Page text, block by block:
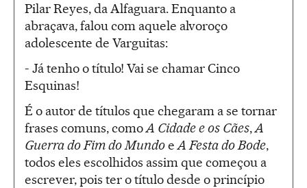
Pilar Reyes, da Alfaguara. Enquanto a
abraçava, falou com aquele alvoroço
adolescente de Varguitas:
- Já tenho o título! Vai se chamar Cinco
Esquinas!
É o autor de títulos que chegaram a se tornar
frases comuns, comoA Cidade e os Cães,A
Guerra do Fim do MundoeA Festa do Bode,
todos eles escolhidos assim que começou a
escrever, pois ter o título desde o princípio